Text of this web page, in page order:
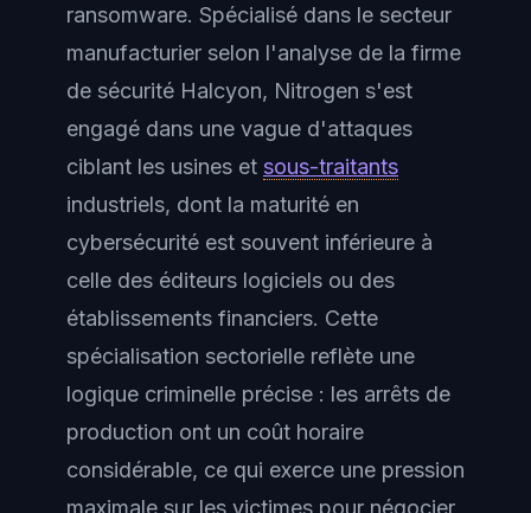
ransomware. Spécialisé dans le secteur
manufacturier selon l'analyse de la firme
de sécurité Halcyon, Nitrogen s'est
engagé dans une vague d'attaques
ciblant les usines et sous-traitants
industriels, dont la maturité en
cybersécurité est souvent inférieure à
celle des éditeurs logiciels ou des
établissements financiers. Cette
spécialisation sectorielle reflète une
logique criminelle précise : les arrêts de
production ont un coût horaire
considérable, ce qui exerce une pression
maximale sur les victimes pour négocier